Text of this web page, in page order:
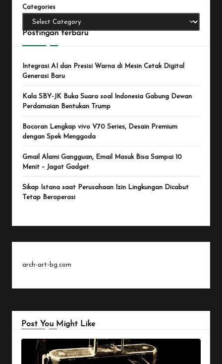
Categories
Postingan terbaru
Integrasi AI dan Presisi Warna di Mesin Cetak Digital
Generasi Baru
Kala SBY-JK Buka Suara soal Indonesia Gabung Dewan
Perdamaian Bentukan Trump
Bocoran Lengkap vivo V70 Series, Desain Premium
dengan Spek Menggoda
Gmail Alami Gangguan, Email Masuk Bisa Sampai 10
Menit – Jagat Gadget
Sikap Istana saat Perusahaan Izin Lingkungan Dicabut
Tetap Beroperasi
arch-art-bg.com
Post You Might Like